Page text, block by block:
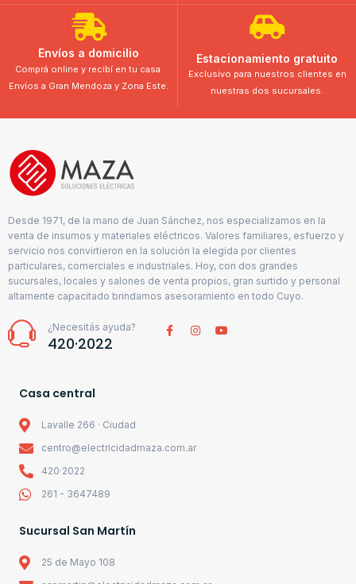
Envíos a domicilio
Comprá online y recibí en tu casa.
Envíos a Gran Mendoza y Zona Este.
Estacionamiento gratuito
Exclusivo para nuestros clientes en
nuestras dos sucursales.
Desde 1971, de la mano de Juan Sánchez, nos especializamos en la
venta de insumos y materiales eléctricos. Valores familiares, esfuerzo y
servicio nos convirtieron en la solución la elegida por clientes
particulares, comerciales e industriales. Hoy, con dos grandes
sucursales, locales y salones de venta propios, gran surtido y personal
altamente capacitado brindamos asesoramiento en todo Cuyo.
¿Necesitás ayuda?
420·2022
Casa central
Lavalle 266 · Ciudad
centro@electricidadmaza.com.ar
420·2022
261 - 3647489
Sucursal San Martín
25 de Mayo 108